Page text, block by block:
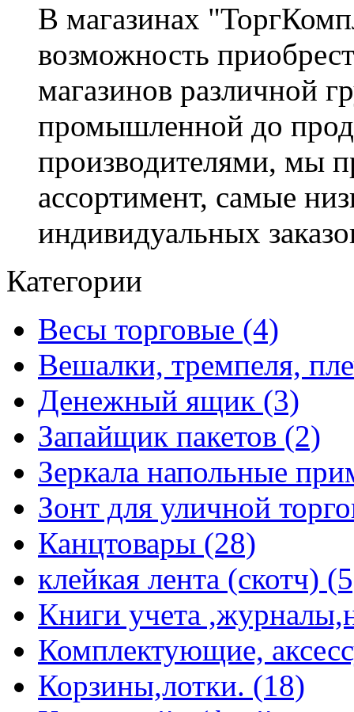
В магазинах
возможность
магазинов различной
промышленной до
производителями, мы
ассортимент, самые
индивидуальных
Категории
Весы торговые (4)
Вешалки, тремпеля,
Денежный ящик (3)
Запайщик пакетов (2)
Зеркала напольные
Зонт для уличной
Канцтовары (28)
клейкая лента (скотч)
Книги учета
Комплектующие,
Корзины,лотки. (18)